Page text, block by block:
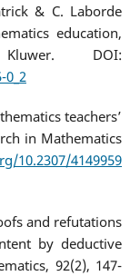
& C. Laborde
education,
DOI:
teachers’
in Mathematics
10.2307/4149959
and refutations
by deductive
92(2), 147-